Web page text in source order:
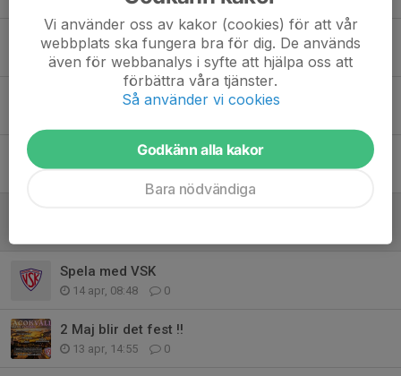
Föreningsträffen på Medis
2 maj, 11:52 0
Nu tränar vi ute!
Spela med VSK
14 apr, 08:48 0
2 Maj blir det fest !!
13 apr, 14:55 0
Vi använder oss av kakor (cookies) för att vår
webbplats ska fungera bra för dig. De används
även för webbanalys i syfte att hjälpa oss att
förbättra våra tjänster.
Så använder vi cookies
Godkänn alla kakor
Bara nödvändiga